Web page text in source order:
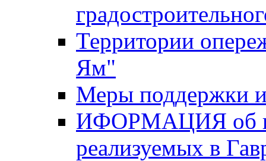
Территории
Ям"
Меры поддержки
ИФОРМАЦИЯ об
реализуемых в